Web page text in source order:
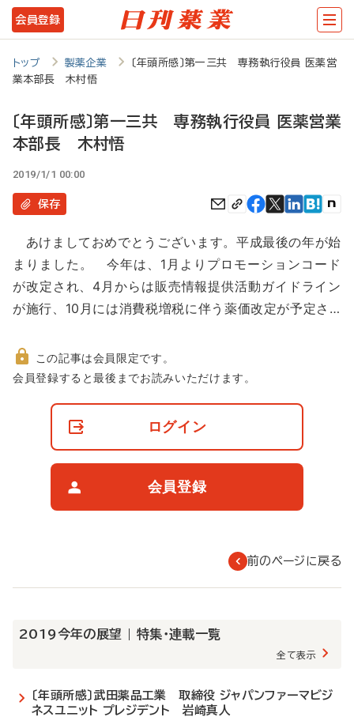
メ
イ
コ
テ
ツ
に
会員登録
トップ 製薬企業
〔年頭所感〕第一三共 専務執行役員 医薬営
業本部長 木村悟
〔年頭所感〕第一三共 専務執行役員 医薬営業
本部長 木村悟
2019/1/1 00:00
保存
あけましておめでとうございます。平成最後の年が始
まりました。 今年は、1月よりプロモーションコード
が改定され、4月からは販売情報提供活動ガイドライン
が施行、10月には消費税増税に伴う薬価改定が予定さ…
非
この記事は会員限定です。
会員登録すると最後までお読みいただけます。
ログイン
会員登録
前のページに戻る
2019今年の展望 | 特集・連載一覧
全て表示
〔年頭所感〕武田薬品工業 取締役 ジャパンファーマビジ
ネスユニット プレジデント 岩崎真人